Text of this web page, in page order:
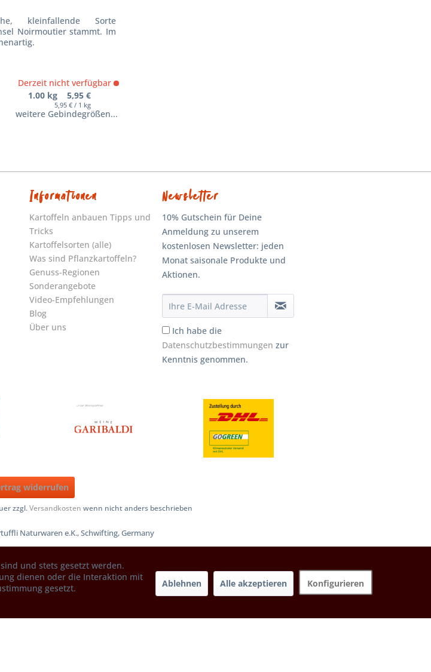
kleinfallende Sorte
Noirmoutier stammt. Im
Derzeit nicht verfügbar
1.00 kg 5,95 €
5,95 € / 1 kg
weitere Gebindegrößen...
Informationen
Kartoffeln anbauen Tipps und
Tricks
Kartoffelsorten (alle)
Was sind Pflanzkartoffeln?
Genuss-Regionen
Sonderangebote
Video-Empfehlungen
Blog
Über uns
Newsletter
10% Gutschein für Deine
Anmeldung zu unserem
kostenlosen Newsletter: jeden
Monat saisonale Produkte und
Aktionen.
Ich habe die
Datenschutzbestimmungen zur
Kenntnis genommen.
widerrufen
zzgl.Versandkosten wenn nicht anders beschrieben
Naturwaren e.K., Schwifting, Germany
und stets gesetzt werden.
dienen oder die Interaktion mit
gesetzt.
Ablehnen Alle akzeptieren Konfigurieren